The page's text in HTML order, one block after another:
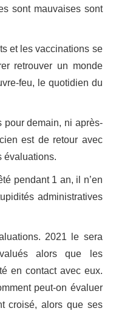
sont mauvaises sont
et les vaccinations se
retrouver un monde
feu, le quotidien du
pour demain, ni après-
est de retour avec
évaluations.
pendant 1 an, il n’en
administratives
2021 le sera
alors que les
en contact avec eux.
peut-on évaluer
croisé, alors que ses